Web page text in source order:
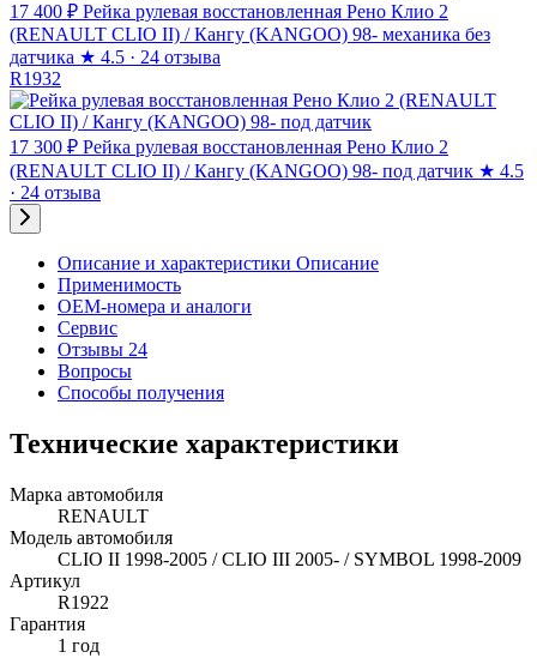
17 400 ₽ Рейка рулевая восстановленная Рено Клио 2
(RENAULT CLIO II) / Кангу (KANGOO) 98- механика без
датчика ★ 4.5 · 24 отзыва
R1932
17 300 ₽ Рейка рулевая восстановленная Рено Клио 2
(RENAULT CLIO II) / Кангу (KANGOO) 98- под датчик ★ 4.5
· 24 отзыва
Описание и характеристики Описание
Применимость
OEM-номера и аналоги
Сервис
Отзывы 24
Вопросы
Способы получения
Технические характеристики
Марка автомобиля
RENAULT
Модель автомобиля
CLIO II 1998-2005 / CLIO III 2005- / SYMBOL 1998-2009
Артикул
R1922
Гарантия
1 год